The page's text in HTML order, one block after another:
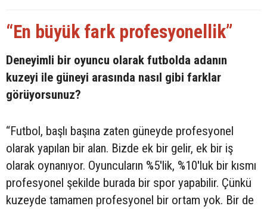
“En büyük fark profesyonellik”
Deneyimli bir oyuncu olarak futbolda adanın
kuzeyi ile güneyi arasında nasıl gibi farklar
görüyorsunuz?
“Futbol, başlı başına zaten güneyde profesyonel
olarak yapılan bir alan. Bizde ek bir gelir, ek bir iş
olarak oynanıyor. Oyuncuların %5'lik, %10'luk bir kısmı
profesyonel şekilde burada bir spor yapabilir. Çünkü
kuzeyde tamamen profesyonel bir ortam yok. Bir de